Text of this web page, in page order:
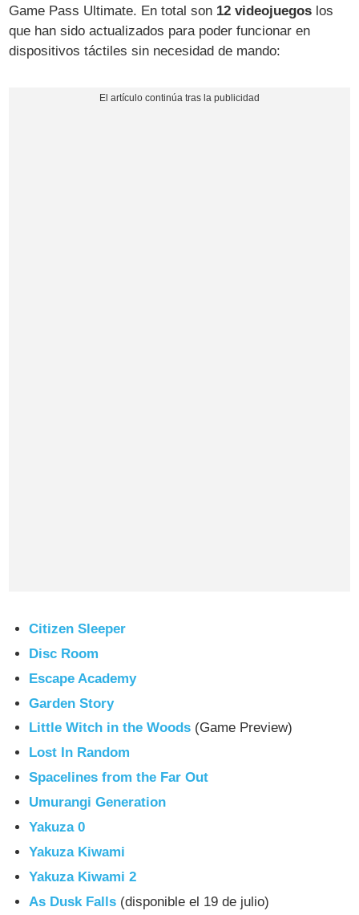
Game Pass Ultimate. En total son 12 videojuegos los
que han sido actualizados para poder funcionar en
dispositivos táctiles sin necesidad de mando:
Citizen Sleeper
Disc Room
Escape Academy
Garden Story
Little Witch in the Woods (Game Preview)
Lost In Random
Spacelines from the Far Out
Umurangi Generation
Yakuza 0
Yakuza Kiwami
Yakuza Kiwami 2
As Dusk Falls (disponible el 19 de julio)